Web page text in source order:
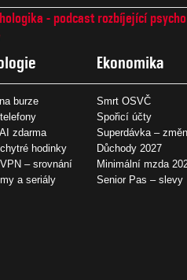
- podcast rozbíjející
burze
zdarma
hodinky
– srovnání
a seriály
Ekonomika
Smrt OSVČ
Spořicí účty
Superdávka –
Důchody 2027
Minimální mzda
Senior Pas – slevy